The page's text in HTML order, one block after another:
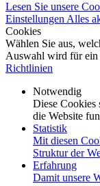
Lesen Sie unsere
Einstellungen Alles
Cookies
Wählen Sie aus,
Auswahl wird für ein
Richtlinien
Notwendig
Diese Cookies
die Website
Statistik
Mit diesen
Struktur der
Erfahrung
Damit unsere